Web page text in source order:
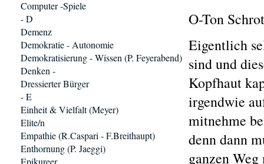
O-Ton
Eigentlich
sind und
Kopfhaut
irgendwie
mitnehme
denn dann
ganzen
Computer -Spiele
- D
Demenz
Demokratie - Autonomie
Demokratisierung - Wissen (P. Feyerabend)
Denken -
Dressierter Bürger
- E
Einheit & Vielfalt (Meyer)
Elite/n
Empathie (R.Caspari - F.Breithaupt)
Enthornung (P. Jaeggi)
Epikureer